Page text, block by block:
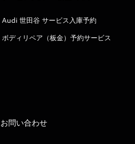
Audi 世田谷 サービス入庫予約
ボディリペア（板金）予約サービス
お問い合わせ